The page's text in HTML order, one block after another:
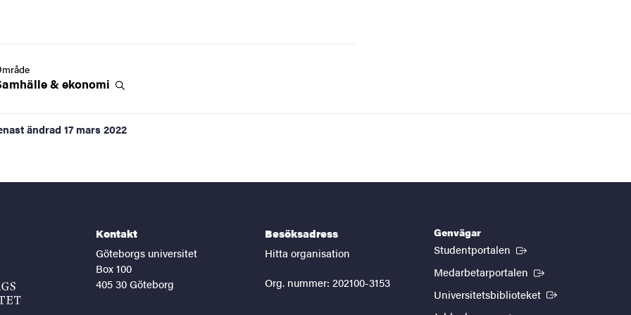
&ekonomi
ändrad 17 mars 2022
Kontakt
Göteborgs universitet
Box 100
405 30 Göteborg
Besöksadress
Hitta organisation
Org. nummer: 202100-3153
Genvägar
Studentportalen (Extern länk)
Medarbetarportalen (Extern länk)
Universitetsbiblioteket (Extern länk)